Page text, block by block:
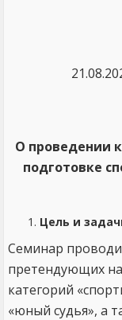
/
21.08.2023
О проведении
подготовке
Цель и
Семинар
претендующих
категорий
«юный судья», а